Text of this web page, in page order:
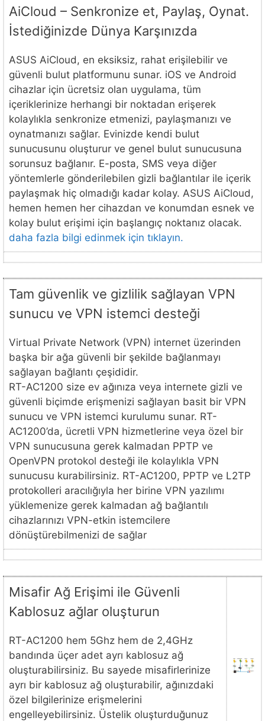
AiCloud – Senkronize et, Paylaş, Oynat.
İstediğinizde Dünya Karşınızda
ASUS AiCloud, en eksiksiz, rahat erişilebilir ve
güvenli bulut platformunu sunar. iOS ve Android
cihazlar için ücretsiz olan uygulama, tüm
içeriklerinize herhangi bir noktadan erişerek
kolaylıkla senkronize etmenizi, paylaşmanızı ve
oynatmanızı sağlar. Evinizde kendi bulut
sunucusunu oluşturur ve genel bulut sunucusuna
sorunsuz bağlanır. E-posta, SMS veya diğer
yöntemlerle gönderilebilen gizli bağlantılar ile içerik
paylaşmak hiç olmadığı kadar kolay. ASUS AiCloud,
hemen hemen her cihazdan ve konumdan esnek ve
kolay bulut erişimi için başlangıç noktanız olacak.
daha fazla bilgi edinmek için tıklayın.
Tam güvenlik ve gizlilik sağlayan VPN
sunucu ve VPN istemci desteği
Virtual Private Network (VPN) internet üzerinden
başka bir ağa güvenli bir şekilde bağlanmayı
sağlayan bağlantı çeşididir.
RT-AC1200 size ev ağınıza veya internete gizli ve
güvenli biçimde erişmenizi sağlayan basit bir VPN
sunucu ve VPN istemci kurulumu sunar. RT-
AC1200’da, ücretli VPN hizmetlerine veya özel bir
VPN sunucusuna gerek kalmadan PPTP ve
OpenVPN protokol desteği ile kolaylıkla VPN
sunucusu kurabilirsiniz. RT-AC1200, PPTP ve L2TP
protokolleri aracılığıyla her birine VPN yazılımı
yüklemenize gerek kalmadan ağ bağlantılı
cihazlarınızı VPN-etkin istemcilere
dönüştürebilmenizi de sağlar
Misafir Ağ Erişimi ile Güvenli
Kablosuz ağlar oluşturun
RT-AC1200 hem 5Ghz hem de 2,4GHz
bandında üçer adet ayrı kablosuz ağ
oluşturabilirsiniz. Bu sayede misafirlerinize
ayrı bir kablosuz ağ oluşturabilir, ağınızdaki
özel bilgilerinize erişmelerini
engelleyebilirsiniz. Üstelik oluşturduğunuz